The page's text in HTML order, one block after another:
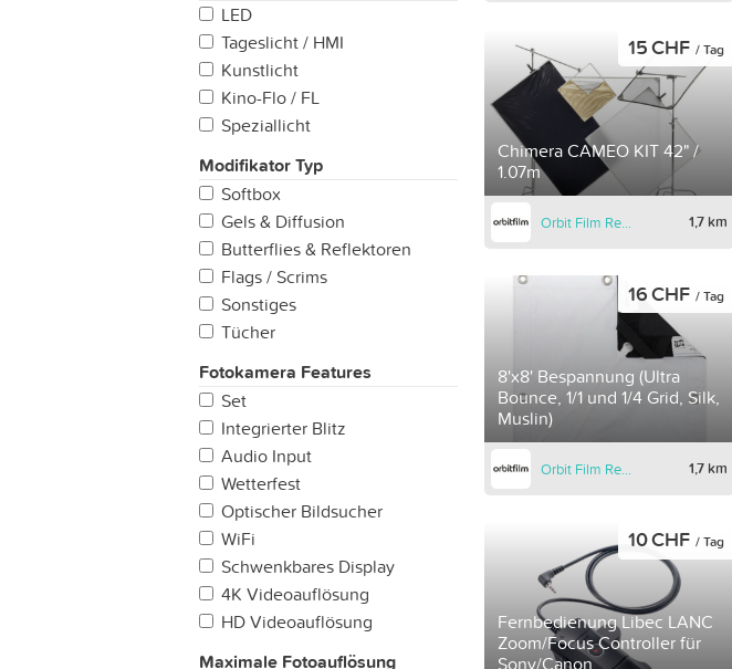
LED
Tageslicht / HMI
Kunstlicht
Kino-Flo / FL
Speziallicht
Modifikator Typ
Softbox
Gels & Diffusion
Butterflies & Reflektoren
Flags / Scrims
Sonstiges
Tücher
Fotokamera Features
Set
Integrierter Blitz
Audio Input
Wetterfest
Optischer Bildsucher
WiFi
Schwenkbares Display
4K Videoauflösung
HD Videoauflösung
Maximale Fotoauflösung
Chimera CAMEO KIT 42" /
1.07m
15 CHF / Tag
Orbit Film Rental 1,7 km
8'x8' Bespannung (Ultra
Bounce, 1/1 und 1/4 Grid, Silk,
Muslin)
16 CHF / Tag
1,7 km
Fernbedienung Libec LANC
Zoom/Focus Controller für
Sony/Canon
10 CHF / Tag